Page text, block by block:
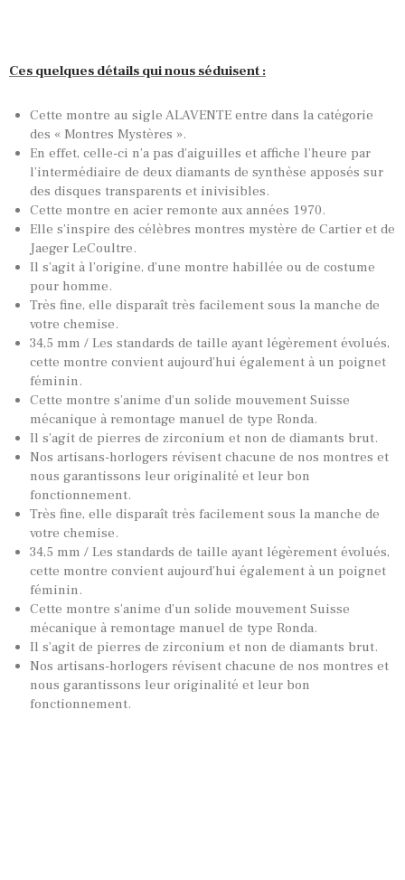
Ces quelques détails qui nous séduisent :
Cette montre au sigle ALAVENTE entre dans la catégorie
des « Montres Mystères ».
En effet, celle-ci n’a pas d’aiguilles et affiche l’heure par
l’intermédiaire de deux diamants de synthèse apposés sur
des disques transparents et inivisibles.
Cette montre en acier remonte aux années 1970.
Elle s’inspire des célèbres montres mystère de Cartier et de
Jaeger LeCoultre.
Il s’agit à l’origine, d’une montre habillée ou de costume
pour homme.
Très fine, elle disparaît très facilement sous la manche de
votre chemise.
34,5 mm / Les standards de taille ayant légèrement évolués,
cette montre convient aujourd’hui également à un poignet
féminin.
Cette montre s’anime d’un solide mouvement Suisse
mécanique à remontage manuel de type Ronda.
Il s’agit de pierres de zirconium et non de diamants brut.
Nos artisans-horlogers révisent chacune de nos montres et
nous garantissons leur originalité et leur bon
fonctionnement.
Très fine, elle disparaît très facilement sous la manche de
votre chemise.
34,5 mm / Les standards de taille ayant légèrement évolués,
cette montre convient aujourd’hui également à un poignet
féminin.
Cette montre s’anime d’un solide mouvement Suisse
mécanique à remontage manuel de type Ronda.
Il s’agit de pierres de zirconium et non de diamants brut.
Nos artisans-horlogers révisent chacune de nos montres et
nous garantissons leur originalité et leur bon
fonctionnement.